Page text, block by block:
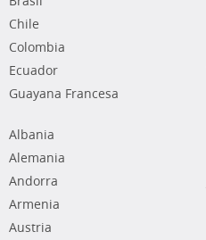
Chile
Colombia
Ecuador
Guayana Francesa
Albania
Alemania
Andorra
Armenia
Austria